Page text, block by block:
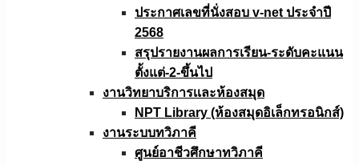
ประกาศเลขที่นั่งสอบ v-net ประจำปี
2568
สรุปรายงานผลการเรียน-ระดับคะแนน
ตั้งแต่-2-ขึ้นไป
งานวิทยาบริการเเละห้องสมุด
NPT Library (ห้องสมุดอิเล็กทรอนิกส์)
งานระบบทวิภาคี
ศูนย์อาชีวศึกษาทวิภาคี